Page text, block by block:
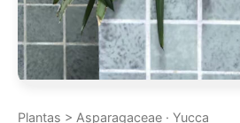
Plantas > Asparagaceae · Yucca